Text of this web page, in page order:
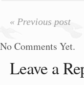
« Previous post
No Comments Yet.
Leave a